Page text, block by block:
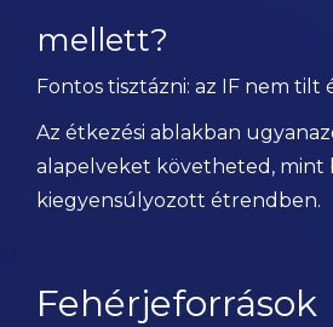
mellett?
Fontos tisztázni: az IF nem tilt
Az étkezési ablakban
alapelveket követheted, mint
kiegyensúlyozott étrendben.
Fehérjeforrások